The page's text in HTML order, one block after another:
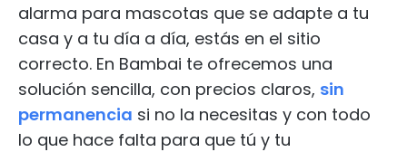
alarma para mascotas que se adapte a tu
casa y a tu día a día, estás en el sitio
correcto. En Bambai te ofrecemos una
solución sencilla, con precios claros, sin
permanencia si no la necesitas y con todo
lo que hace falta para que tú y tu